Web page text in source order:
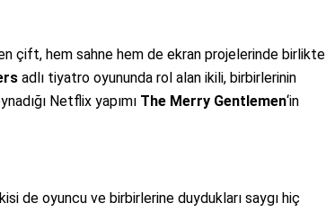
çift, hem sahne hem de ekran projelerinde birlikte
adlı tiyatro oyununda rol alan ikili, birbirlerinin
Netflix yapımı The Merry Gentlemen‘in
de oyuncu ve birbirlerine duydukları saygı hiç